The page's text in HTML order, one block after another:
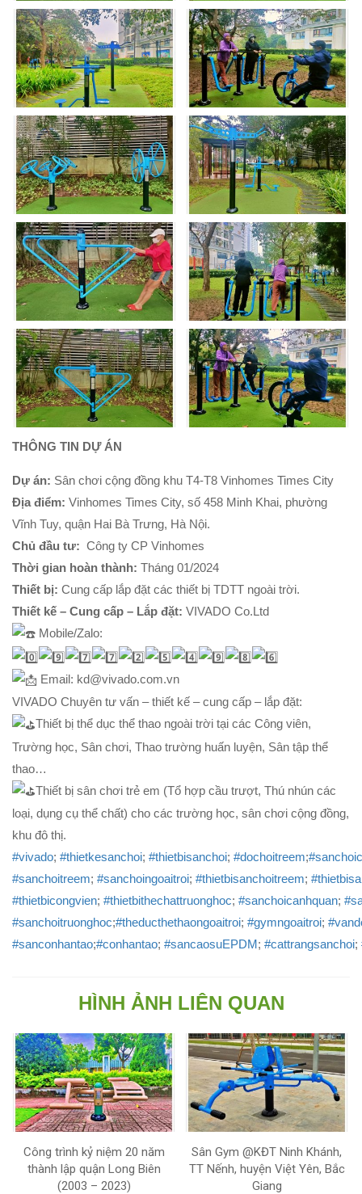
THÔNG TIN DỰ ÁN
Dự án: Sân chơi cộng đồng khu T4-T8 Vinhomes Times City
Địa điểm: Vinhomes Times City, số 458 Minh Khai, phường
Vĩnh Tuy, quận Hai Bà Trưng, Hà Nội.
Chủ đầu tư: Công ty CP Vinhomes
Thời gian hoàn thành: Tháng 01/2024
Thiết bị: Cung cấp lắp đặt các thiết bị TDTT ngoài trời.
Thiết kế – Cung cấp – Lắp đặt: VIVADO Co.Ltd
Mobile/Zalo:
Email: kd@vivado.com.vn
VIVADO Chuyên tư vấn – thiết kế – cung cấp – lắp đặt:
Thiết bị thể dục thể thao ngoài trời tại các Công viên,
Trường học, Sân chơi, Thao trường huấn luyện, Sân tập thể
thao…
Thiết bị sân chơi trẻ em (Tổ hợp cầu trượt, Thú nhún các
loại, dụng cụ thể chất) cho các trường học, sân chơi cộng đồng,
khu đô thị.
#vivado; #thietkesanchoi; #thietbisanchoi; #dochoitreem;
#sanchoitreem; #sanchoingoaitroi; #thietbisanchoitreem;
#thietbicongvien; #thietbithechattruonghoc; #sanchoicanhquan;
#sanchoitruonghoc;#theducthethaongoaitroi; #gymngoaitroi;
#sanconhantao;#conhantao; #sancaosuEPDM; #cattrangsanchoi;
HÌNH ẢNH LIÊN QUAN
Công trình kỷ niệm 20 năm
thành lập quận Long Biên
(2003 – 2023)
Sân Gym @KĐT Ninh Khánh,
TT Nếnh, huyện Việt Yên, Bắc
Giang